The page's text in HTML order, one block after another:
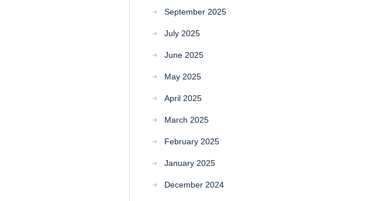
September 2025
July 2025
June 2025
May 2025
April 2025
March 2025
February 2025
January 2025
December 2024